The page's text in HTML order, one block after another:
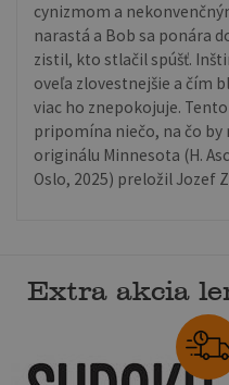
cynizmom a
narastá a Bob sa ponára
zistil, kto stlačil spúšť.
oveľa zlovestnejšie a čím
viac ho znepokojuje.
pripomína niečo, na čo by
originálu Minnesota (H.
Oslo, 2025) preložil Jozef
Extra akcia